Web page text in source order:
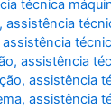
técnica
,assistência
assistência
,assistência
,assistência
,assistência